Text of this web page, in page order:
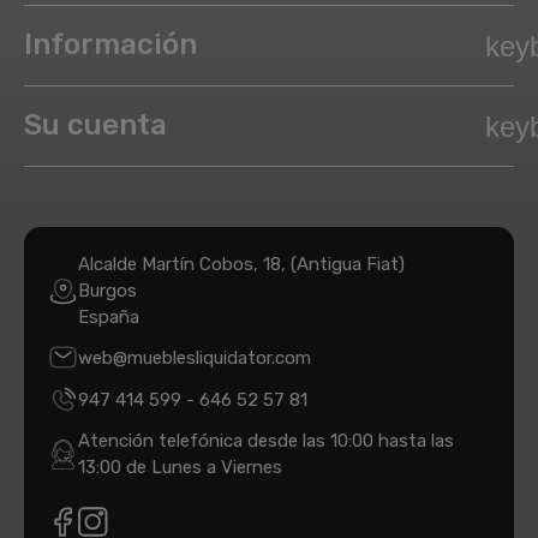
Información
Su cuenta
Alcalde Martín Cobos, 18, (Antigua Fiat)
Burgos
España
web@mueblesliquidator.com
947 414 599 - 646 52 57 81
Atención telefónica desde las 10:00 hasta las
13:00 de Lunes a Viernes